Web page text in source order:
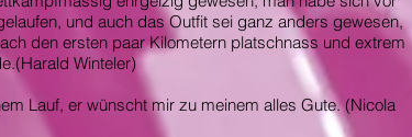
und auch das Outfit sei ganz anders gewesen,
den ersten paar Kilometern platschnass und extrem
(Harald Winteler)
Lauf, er wünscht mir zu meinem alles Gute. (Nicola